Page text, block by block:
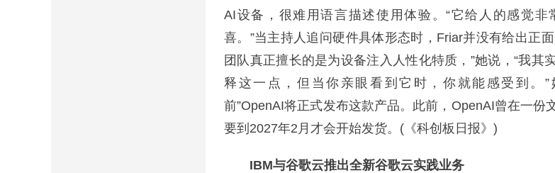
AI设备，很难用语言描述使用体验。“它给人的感觉非
喜。”当主持人追问硬件具体形态时，Friar并没有给出正
团队真正擅长的是为设备注入人性化特质，”她说，“我其
释这一点，但当你亲眼看到它时，你就能感受到。”
前”OpenAI将正式发布这款产品。此前，OpenAI曾在一份
要到2027年2月才会开始发货。(《科创板日报》)
IBM与谷歌云推出全新谷歌云实践业务